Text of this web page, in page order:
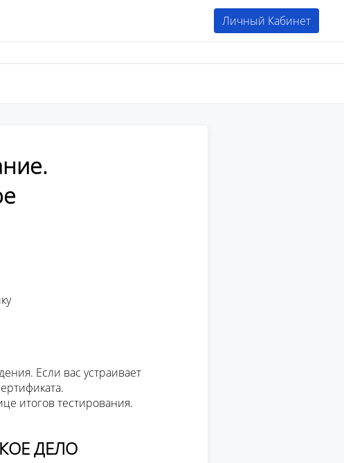
Личный Кабинет
Если вас устраивает
итогов тестирования.
ДЕЛО